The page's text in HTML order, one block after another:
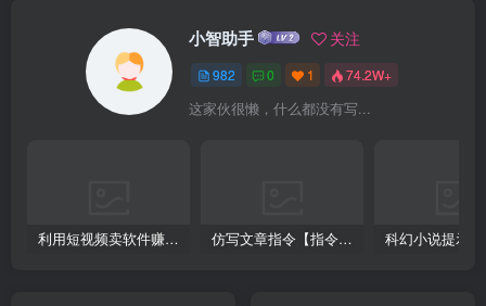
小智助手 关注
982 0 1 74.2W+
这家伙很懒，什么都没有写...
利用短视频卖软件赚钱，新手小白轻松月入10000+！ 仿写文章指令【指令+教程】